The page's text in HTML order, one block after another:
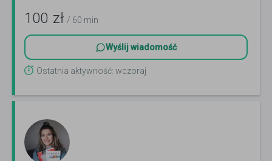
100 zł / 60 min
Wyślij wiadomość
Ostatnia aktywność: wczoraj